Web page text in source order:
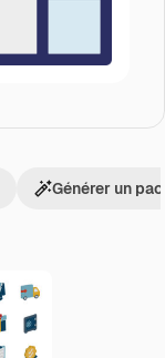
Générer un